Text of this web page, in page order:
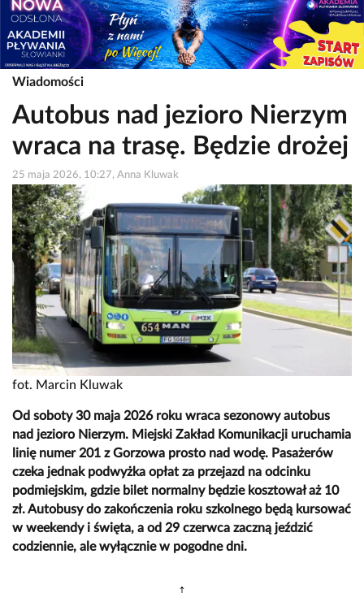
Wiadomości
Autobus nad jezioro Nierzym
wraca na trasę. Będzie drożej
25 maja 2026, 10:27, Anna Kluwak
fot. Marcin Kluwak
Od soboty 30 maja 2026 roku wraca sezonowy autobus
nad jezioro Nierzym. Miejski Zakład Komunikacji uruchamia
linię numer 201 z Gorzowa prosto nad wodę. Pasażerów
czeka jednak podwyżka opłat za przejazd na odcinku
podmiejskim, gdzie bilet normalny będzie kosztował aż 10
zł. Autobusy do zakończenia roku szkolnego będą kursować
w weekendy i święta, a od 29 czerwca zaczną jeździć
codziennie, ale wyłącznie w pogodne dni.